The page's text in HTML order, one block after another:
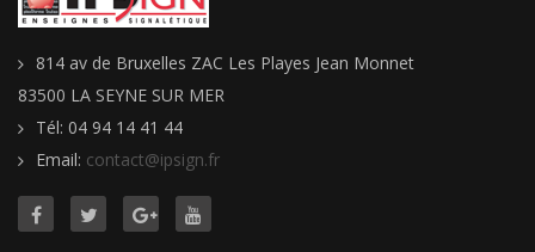
814 av de Bruxelles ZAC Les Playes Jean Monnet
83500 LA SEYNE SUR MER
Tél: 04 94 14 41 44
Email: contact@ipsign.fr